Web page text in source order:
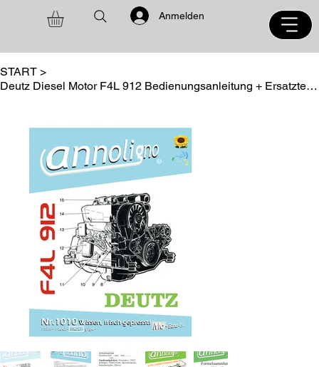
Anmelden
START >
Deutz Diesel Motor F4L 912 Bedienungsanleitung + Ersatzteilliste annoligno 1010